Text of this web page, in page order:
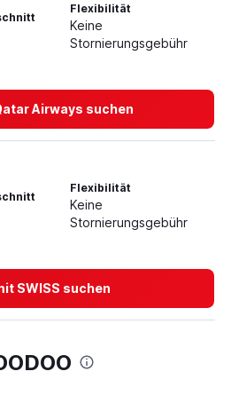
Flexibilität
Keine
Stornierungsgebühr
Airways suchen
Flexibilität
Keine
Stornierungsgebühr
SWISS suchen